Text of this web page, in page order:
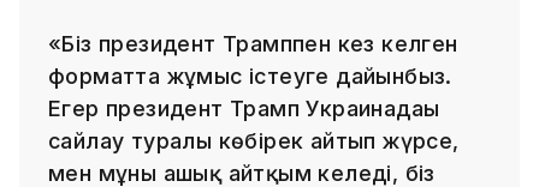
«Біз президент Трамппен кез келген
форматта жұмыс істеуге дайынбыз.
Егер президент Трамп Украинадағы
сайлау туралы көбірек айтып жүрсе,
мен мұны ашық айтқым келеді, біз